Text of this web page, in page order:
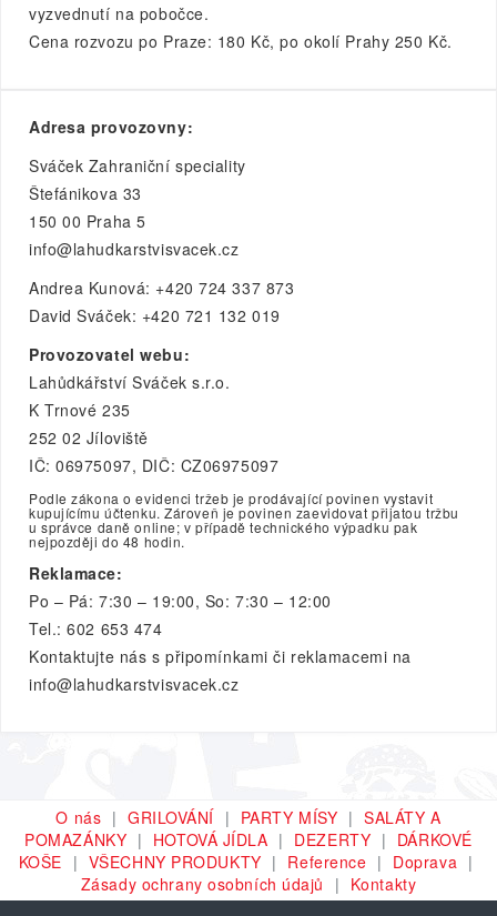
vyzvednutí na pobočce.
Cena rozvozu po Praze: 180 Kč, po okolí Prahy 250 Kč.
Adresa provozovny:
Sváček Zahraniční speciality
Štefánikova 33
150 00 Praha 5
info@lahudkarstvisvacek.cz
Andrea Kunová: +420 724 337 873
David Sváček: +420 721 132 019
Provozovatel webu:
Lahůdkářství Sváček s.r.o.
K Trnové 235
252 02 Jíloviště
IČ: 06975097, DIČ: CZ06975097
Podle zákona o evidenci tržeb je prodávající povinen vystavit
kupujícímu účtenku. Zároveň je povinen zaevidovat přijatou tržbu
u správce daně online; v případě technického výpadku pak
nejpozději do 48 hodin.
Reklamace:
Po – Pá: 7:30 – 19:00, So: 7:30 – 12:00
Tel.: 602 653 474
Kontaktujte nás s připomínkami či reklamacemi na
info@lahudkarstvisvacek.cz
O nás GRILOVÁNÍ PARTY MÍSY
SALÁTY A
POMAZÁNKY
HOTOVÁ JÍDLA DEZERTY
DÁRKOVÉ
KOŠE
VŠECHNY PRODUKTY Reference
Doprava
Zásady ochrany osobních údajů
Kontakty